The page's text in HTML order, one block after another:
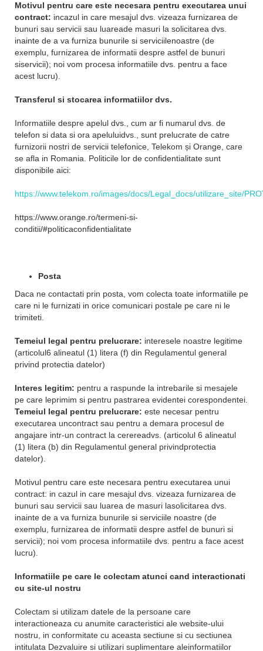
Motivul pentru care este necesara pentru executarea unui
contract: incazul in care mesajul dvs. vizeaza furnizarea de
bunuri sau servicii sau luareade masuri la solicitarea dvs.
inainte de a va furniza bunurile si serviciilenoastre (de
exemplu, furnizarea de informatii despre astfel de bunuri
siservicii); noi vom procesa informatiile dvs. pentru a face
acest lucru).
Transferul si stocarea informatiilor dvs.
Informatiile despre apelul dvs., cum ar fi numarul dvs. de
telefon si data si ora apeluluidvs., sunt prelucrate de catre
furnizorii nostri de servicii telefonice, Telekom și Orange, care
se afla in Romania. Politicile lor de confidentialitate sunt
disponibile aici:
https://www.telekom.ro/images/docs/Legal_docs/utilizare_site/
https://www.orange.ro/termeni-si-
conditii/#politicaconfidentialitate
Posta
Daca ne contactati prin posta, vom colecta toate informatiile pe
care ni le furnizati in orice comunicari postale pe care ni le
trimiteti.
Temeiul legal pentru prelucrare: interesele noastre legitime
(articolul6 alineatul (1) litera (f) din Regulamentul general
privind protectia datelor)
Interes legitim: pentru a raspunde la intrebarile si mesajele
pe care leprimim si pentru pastrarea evidentei corespondentei.
Temeiul legal pentru prelucrare: este necesar pentru
executarea uncontract sau pentru a demara procesul de
angajare intr-un contract la cerereadvs. (articolul 6 alineatul
(1) litera (b) din Regulamentul general privindprotectia
datelor).
Motivul pentru care este necesara pentru executarea unui
contract: in cazul in care mesajul dvs. vizeaza furnizarea de
bunuri sau servicii sau luarea de masuri lasolicitarea dvs.
inainte de a va furniza bunurile si serviciile noastre (de
exemplu, furnizarea de informatii despre astfel de bunuri si
servicii); noi vom procesa informatiile dvs. pentru a face acest
lucru).
Informatiile pe care le colectam atunci cand interactionati
cu site-ul nostru
Colectam si utilizam datele de la persoane care
interactioneaza cu anumite caracteristici ale website-ului
nostru, in ​​conformitate cu aceasta sectiune si cu sectiunea
intitulata Dezvaluire si utilizari suplimentare aleinformatiilor